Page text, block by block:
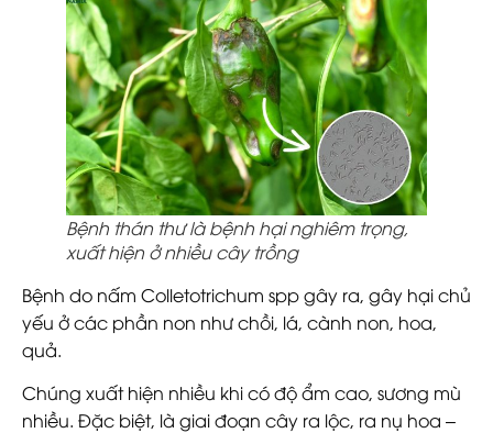
Bệnh thán thư là bệnh hại nghiêm trọng,
xuất hiện ở nhiều cây trồng
Bệnh do nấm Colletotrichum spp gây ra, gây hại chủ
yếu ở các phần non như chồi, lá, cành non, hoa,
quả.
Chúng xuất hiện nhiều khi có độ ẩm cao, sương mù
nhiều. Đặc biệt, là giai đoạn cây ra lộc, ra nụ hoa –